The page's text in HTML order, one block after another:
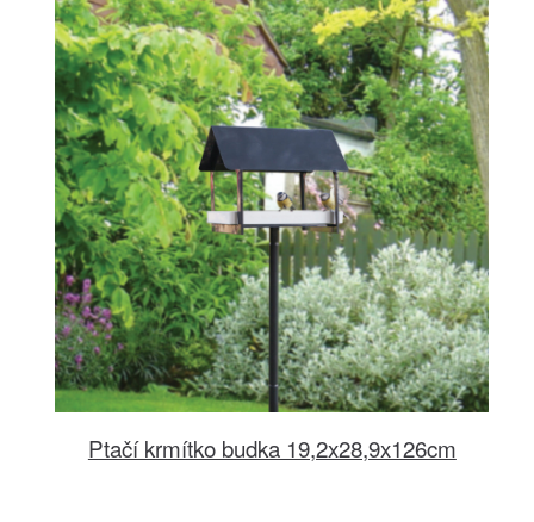
Ptačí krmítko budka 19,2x28,9x126cm